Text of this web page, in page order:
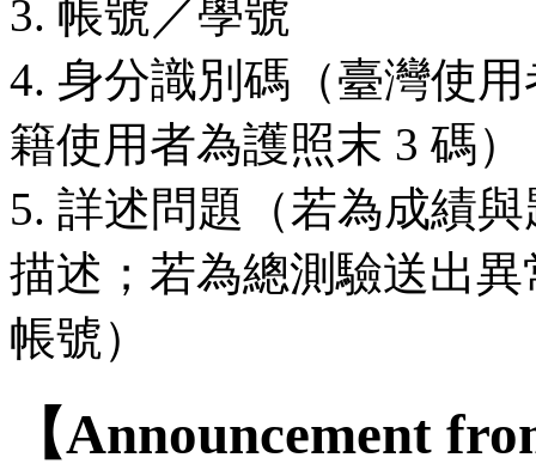
3. 帳號／學號
4. 身分識別碼（臺灣使
籍使用者為護照末 3 碼）
5. 詳述問題（若為成績
描述；若為總測驗送出
帳號）
【Announcement